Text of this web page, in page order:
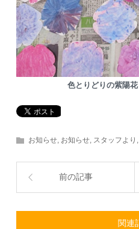
色とりどりの紫陽花
お知らせ, お知らせ, スタッフより ,
前の記事
関連